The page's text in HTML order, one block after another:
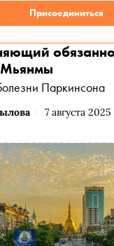
Присоединиться
7 августа 2025
Мьянмы
Паркинсона